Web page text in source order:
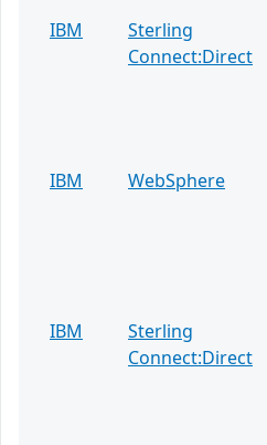
IBM
Sterling
Connect:Direct
IBM
WebSphere
IBM
Sterling
Connect:Direct